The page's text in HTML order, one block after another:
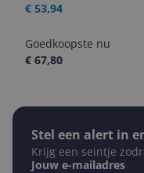
€ 53,94
Goedkoopste nu
€ 67,80
Stel een alert in
Krijg een seintje
Jouw e-mailadres